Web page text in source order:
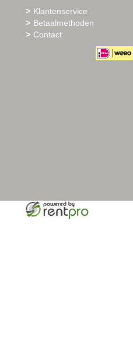
Klantenservice
Betaalmethoden
Contact